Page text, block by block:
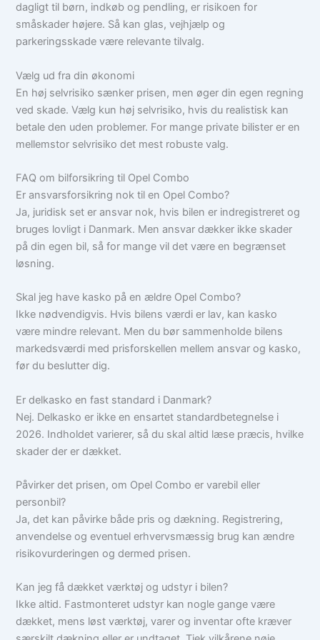
dagligt til børn, indkøb og pendling, er risikoen for
småskader højere. Så kan glas, vejhjælp og
parkeringsskade være relevante tilvalg.
Vælg ud fra din økonomi
En høj selvrisiko sænker prisen, men øger din egen regning
ved skade. Vælg kun høj selvrisiko, hvis du realistisk kan
betale den uden problemer. For mange private bilister er en
mellemstor selvrisiko det mest robuste valg.
FAQ om bilforsikring til Opel Combo
Er ansvarsforsikring nok til en Opel Combo?
Ja, juridisk set er ansvar nok, hvis bilen er indregistreret og
bruges lovligt i Danmark. Men ansvar dækker ikke skader
på din egen bil, så for mange vil det være en begrænset
løsning.
Skal jeg have kasko på en ældre Opel Combo?
Ikke nødvendigvis. Hvis bilens værdi er lav, kan kasko
være mindre relevant. Men du bør sammenholde bilens
markedsværdi med prisforskellen mellem ansvar og kasko,
før du beslutter dig.
Er delkasko en fast standard i Danmark?
Nej. Delkasko er ikke en ensartet standardbetegnelse i
2026. Indholdet varierer, så du skal altid læse præcis, hvilke
skader der er dækket.
Påvirker det prisen, om Opel Combo er varebil eller
personbil?
Ja, det kan påvirke både pris og dækning. Registrering,
anvendelse og eventuel erhvervsmæssig brug kan ændre
risikovurderingen og dermed prisen.
Kan jeg få dækket værktøj og udstyr i bilen?
Ikke altid. Fastmonteret udstyr kan nogle gange være
dækket, mens løst værktøj, varer og inventar ofte kræver